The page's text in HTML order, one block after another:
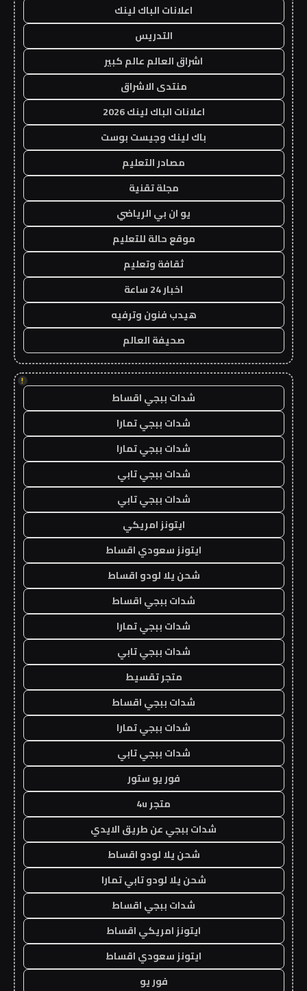
اعلانات الباك لينك
التدريس
اشراق العالم عالم كبير
منتدى الاشراق
اعلانات الباك لينك 2026
باك لينك وجيست بوست
مصادر التعليم
مجلة تقنية
يو ان بي الرياضي
موقع حالة للتعليم
ثقافة وتعليم
اخبار 24 ساعة
هيدب فنون وترفيه
صحيفة العالم
!
شدات ببجي اقساط
شدات ببجي تمارا
شدات ببجي تمارا
شدات ببجي تابي
شدات ببجي تابي
ايتونز امريكي
ايتونز سعودي اقساط
شحن يلا لودو اقساط
شدات ببجي اقساط
شدات ببجي تمارا
شدات ببجي تابي
متجر تقسيط
شدات ببجي اقساط
شدات ببجي تمارا
شدات ببجي تابي
فور يو ستور
متجر 4u
شدات ببجي عن طريق الايدي
شحن يلا لودو اقساط
شحن يلا لودو تابي تمارا
شدات ببجي اقساط
ايتونز امريكي اقساط
ايتونز سعودي اقساط
فور يو